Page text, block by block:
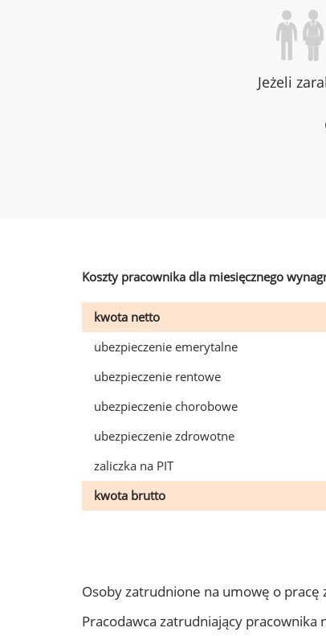
Jeżeli
Koszty pracownika dla miesięcznego
kwota netto
ubezpieczenie emerytalne
ubezpieczenie rentowe
ubezpieczenie chorobowe
ubezpieczenie zdrowotne
zaliczka na PIT
kwota brutto
Osoby zatrudnione na umowę o
Pracodawca zatrudniający